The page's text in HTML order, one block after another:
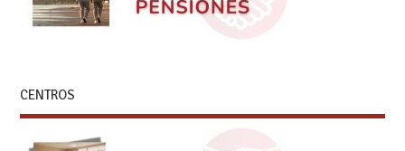
CENTROS